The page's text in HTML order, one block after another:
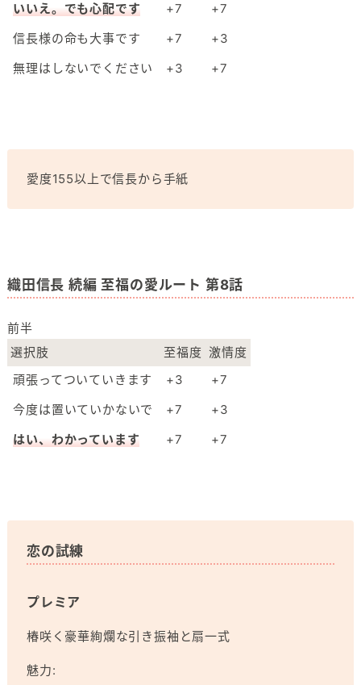
いいえ。でも心配です
+7
+7
信長様の命も大事です
+7
+3
無理はしないでください
+3 +7
愛度155以上で信長から手紙
織田信長 続編 至福の愛ルート 第8話
選択肢 至福度 激情度
頑張ってついていきます
+3
+7
今度は置いていかないで
+7
+3
はい、わかっています
+7 +7
前半
恋の試練
プレミア
椿咲く豪華絢爛な引き振袖と扇一式
魅力: